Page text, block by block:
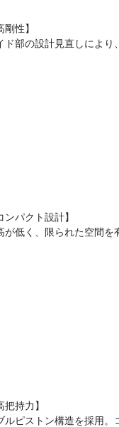
剛性】
ド部の設計見直しに
ンパクト設計】
が低く、限られた空間を
把持力】
ルピストン構造を採用。